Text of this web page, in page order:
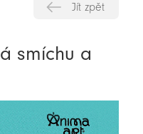
Jít zpět
smíchu a